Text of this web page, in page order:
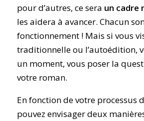
pour d’autres, ce sera un cadre
les aidera à avancer. Chacun
fonctionnement ! Mais si vous
traditionnelle ou l’autoédition,
un moment, vous poser la
votre roman.
En fonction de votre processus
pouvez envisager deux